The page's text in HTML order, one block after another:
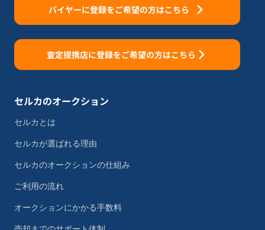
バイヤーに登録をご希望の方はこちら
査定提携店に登録をご希望の方はこちら
セルカのオークション
セルカとは
セルカが選ばれる理由
セルカのオークションの仕組み
ご利用の流れ
オークションにかかる手数料